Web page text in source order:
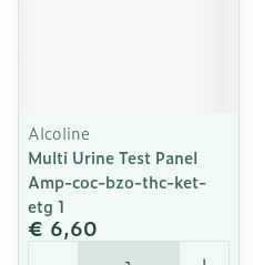
Alcoline
Multi Urine Test Panel
Amp-coc-bzo-thc-ket-
etg 1
€ 6,60
Aantal